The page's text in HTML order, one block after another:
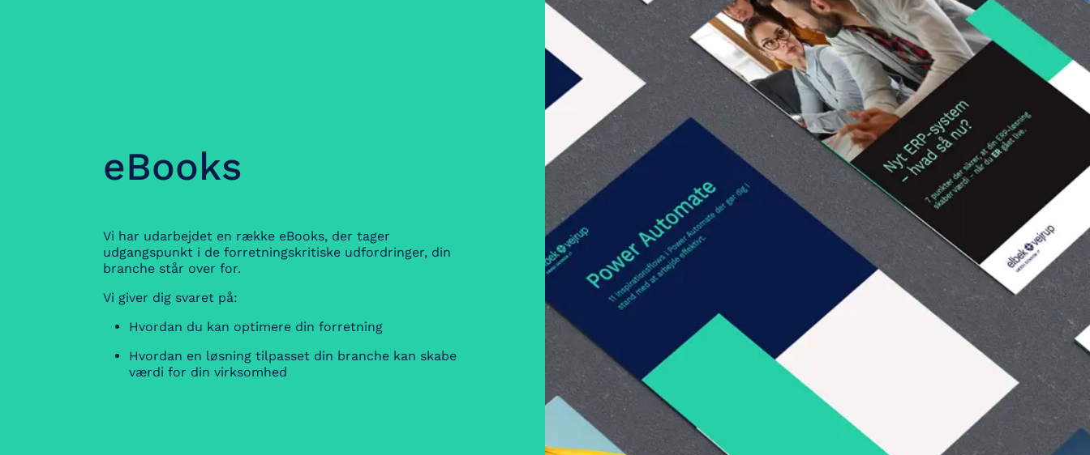
eBooks
Vi har udarbejdet en række eBooks, der tager
udgangspunkt i de forretningskritiske udfordringer, din
branche står over for.
Vi giver dig svaret på:
Hvordan du kan optimere din forretning
Hvordan en løsning tilpasset din branche kan skabe
værdi for din virksomhed